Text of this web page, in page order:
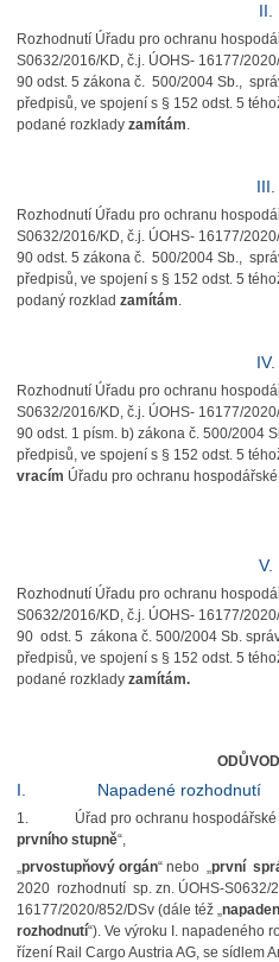
II.
Rozhodnutí Úřadu pro ochranu
S0632/2016/KD, č.j. ÚOHS- 16177/
90 odst. 5 zákona č. 500/2004 Sb.,
předpisů, ve spojení s § 152 odst. 5
podané rozklady zamítám.
III.
Rozhodnutí Úřadu pro ochranu
S0632/2016/KD, č.j. ÚOHS- 16177/
90 odst. 5 zákona č. 500/2004 Sb.,
předpisů, ve spojení s § 152 odst. 5
podaný rozklad zamítám.
IV.
Rozhodnutí Úřadu pro ochranu
S0632/2016/KD, č.j. ÚOHS- 16177/
90 odst. 1 písm. b) zákona č. 500/2004
předpisů, ve spojení s § 152 odst. 5
vracím Úřadu pro ochranu
V.
Rozhodnutí Úřadu pro ochranu
S0632/2016/KD, č.j. ÚOHS- 16177/
90 odst. 5 zákona č. 500/2004 Sb.
předpisů, ve spojení s § 152 odst. 5
podané rozklady zamítám.
I. Napadené rozhodnutí
1. Úřad pro ochranu hospodářské
prvního stupně“,
„prvostupňový orgán“ nebo „první
2020 rozhodnutí sp. zn. ÚOHS-S0632/
16177/2020/852/DSv (dále též „
rozhodnutí“). Ve výroku I. napadeného
řízení Rail Cargo Austria AG, se sídlem